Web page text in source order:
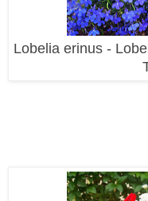
Lobelia erinus -